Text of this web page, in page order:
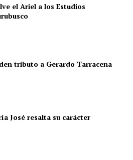
el Ariel a los Estudios
tributo a Gerardo Tarracena
José resalta su carácter